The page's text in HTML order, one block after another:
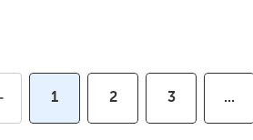
1 2 3 ...